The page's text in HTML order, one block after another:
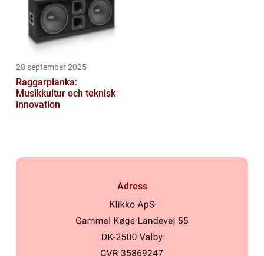
28 september 2025
Raggarplanka:
Musikkultur och teknisk
innovation
Adress